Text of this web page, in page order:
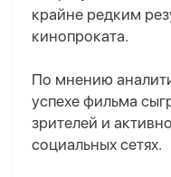
крайне редким
кинопроката.
По мнению
успехе фильма
зрителей и
социальных сетях.